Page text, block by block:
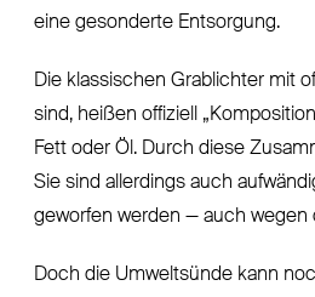
eine gesonderte Entsorgung.
Die klassischen Grablichter mit
sind, heißen offiziell
Fett oder Öl. Durch diese
Sie sind allerdings auch
geworfen werden — auch wegen
Doch die Umweltsünde kann